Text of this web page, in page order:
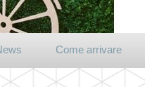
Come arrivare